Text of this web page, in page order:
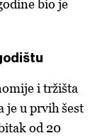
bio je
i tržišta
je u prvih šest
od20